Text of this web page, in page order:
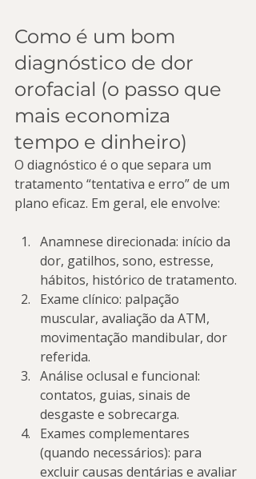
Como é um bom
diagnóstico de dor
orofacial (o passo que
mais economiza
tempo e dinheiro)
O diagnóstico é o que separa um
tratamento “tentativa e erro” de um
plano eficaz. Em geral, ele envolve:
Anamnese direcionada: início da
dor, gatilhos, sono, estresse,
hábitos, histórico de tratamento.
Exame clínico: palpação
muscular, avaliação da ATM,
movimentação mandibular, dor
referida.
Análise oclusal e funcional:
contatos, guias, sinais de
desgaste e sobrecarga.
Exames complementares
(quando necessários): para
excluir causas dentárias e avaliar